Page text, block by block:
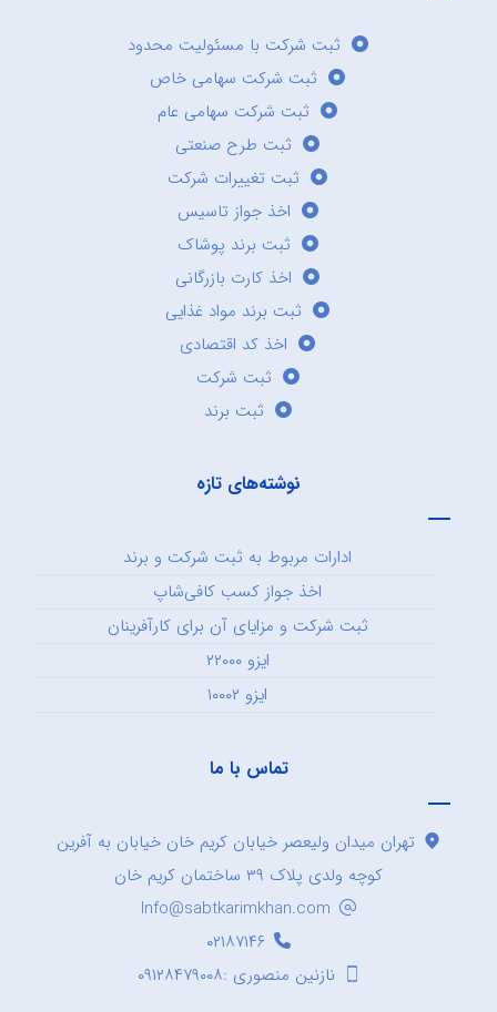
ثبت شرکت با مسئولیت محدود
ثبت شرکت سهامی خاص
ثبت شرکت سهامی عام
ثبت طرح صنعتی
ثبت تغییرات شرکت
اخذ جواز تاسیس
ثبت برند پوشاک
اخذ کارت بازرگانی
ثبت برند مواد غذایی
اخذ کد اقتصادی
ثبت شرکت
ثبت برند
نوشته‌های تازه
ادارات مربوط به ثبت شرکت و برند
اخذ جواز کسب کافی‌شاپ
ثبت شرکت و مزایای آن برای کارآفرینان
ایزو ۲۲۰۰۰
ایزو ۱۰۰۰۲
تماس با ما
تهران میدان ولیعصر خیابان کریم خان خیابان به آفرین
کوچه ولدی پلاک ۳۹ ساختمان کریم خان
Info@sabtkarimkhan.com
۰۲۱۸۷۱۴۶
نازنین منصوری :۰۹۱۲۸۴۷۹۰۰۸